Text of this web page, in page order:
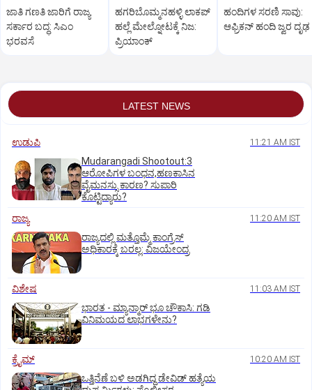
ಜಾತಿ ಗಣತಿ ಜಾರಿಗೆ ರಾಜ್ಯ
ಸರ್ಕಾರ ಬದ್ಧ: ಸಿಎಂ
ಭರವಸೆ
ಹಗರಿಬೊಮ್ಮನಹಳ್ಳಿ ಲಾಕಪ್‌
ಹಲ್ಲೆ ಮೇಲ್ನೋಟಕ್ಕೆ ನಿಜ:
ಪ್ರಿಯಾಂಕ್‌
ಹಂದಿಗಳ ಸರಣಿ ಸಾವು:
ಆಫ್ರಿಕನ್‌ ಹಂದಿ ಜ್ವರ ದೃಢ
LATEST NEWS
ಉಡುಪಿ 11:21 AM IST
Mudarangadi Shootout:‌3
ಆರೋಪಿಗಳ ಬಂಧನ,ಹಣಕಾಸಿನ
ವೈಮನಸ್ಸು ಕಾರಣ? ಸುಪಾರಿ
ಕೊಟ್ಟಿದ್ಯಾರು?
ರಾಜ್ಯ
11:20 AM IST
ರಾಜ್ಯದಲ್ಲಿ ಮತ್ತೊಮ್ಮೆ ಕಾಂಗ್ರೆಸ್‌
ಅಧಿಕಾರಕ್ಕೆ ಬರಲ್ಲ: ವಿಜಯೇಂದ್ರ
ವಿಶೇಷ 11:03 AM IST
ಭಾರತ -‌ ಮ್ಯಾನ್ಮಾರ್ ಭೂ ಚೌಕಾಸಿ: ಗಡಿ
ವಿನಿಮಯದ ಲಾಭಗಳೇನು?
ಕ್ರೈಮ್ 10:20 AM IST
ಒತ್ತಿನೆಣೆ ಬಳಿ ಅಡಗಿದ್ದ ಡೇವಿಡ್‌ ಹತ್ಯೆಯ